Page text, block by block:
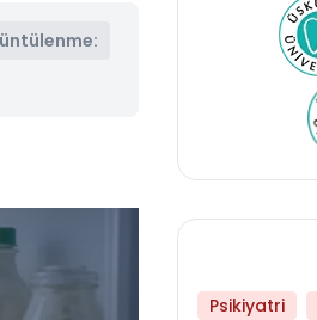
Psikiyatri